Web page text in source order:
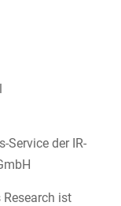
Service der IR-
ist